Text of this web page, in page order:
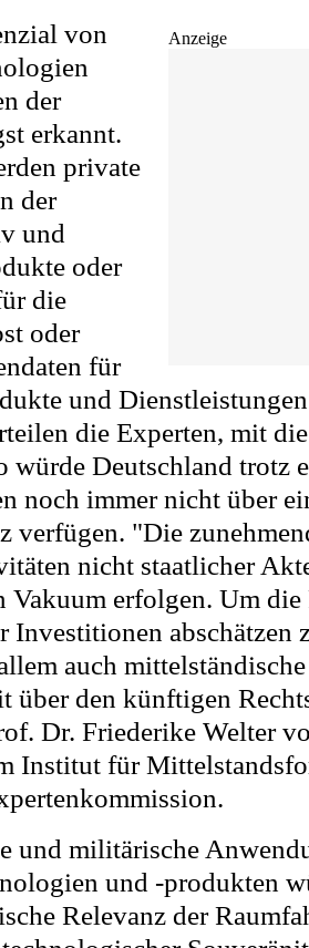
Anzeige
von
der
erkannt.
private
der
und
oder
die
oder
für
und
die Experten, mit
würde Deutschland trotz
noch immer nicht über
verfügen. "Die
nicht staatlicher
Vakuum erfolgen. Um
Investitionen abschätzen
auch
über den künftigen
Dr. Friederike Welter
Institut für
und militärische
und -produkten
Relevanz der